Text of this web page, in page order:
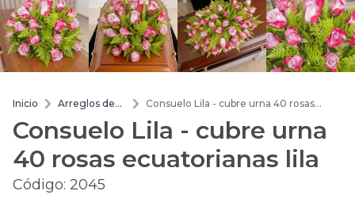
Inicio
Arreglos de
Consuelo Lila - cubre urna 40 rosas
Consuelo Lila - cubre urna
40 rosas ecuatorianas lila
Código: 2045